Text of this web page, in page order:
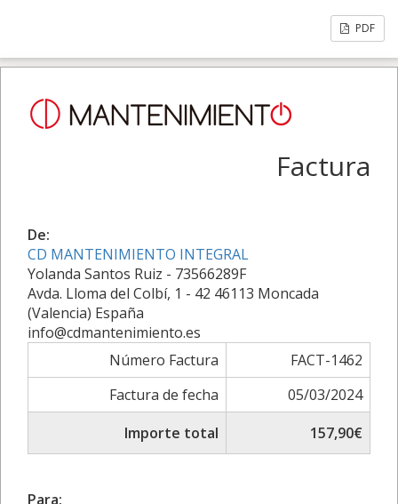
PDF
Factura
De:
CD MANTENIMIENTO INTEGRAL
Yolanda Santos Ruiz - 73566289F
Avda. Lloma del Colbí, 1 - 42 46113 Moncada
(Valencia) España
info@cdmantenimiento.es
Número Factura
FACT-1462
Factura de fecha
05/03/2024
Importe total
157,90€
Para: